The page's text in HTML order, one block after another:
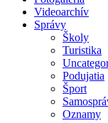
Videoarchív
Správy
Školy
Turistika
Podujatia
Šport
Oznamy